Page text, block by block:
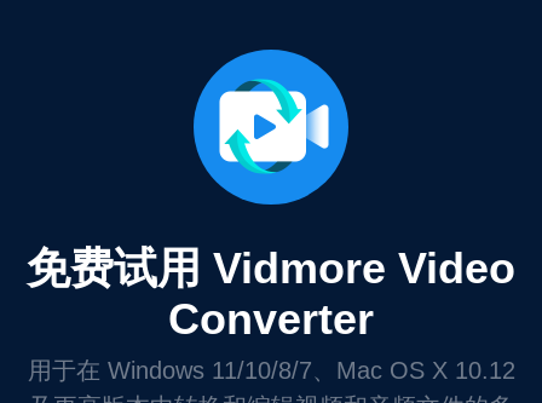
免费试用 Vidmore Video
Converter
用于在 Windows 11/10/8/7、Mac OS X 10.12